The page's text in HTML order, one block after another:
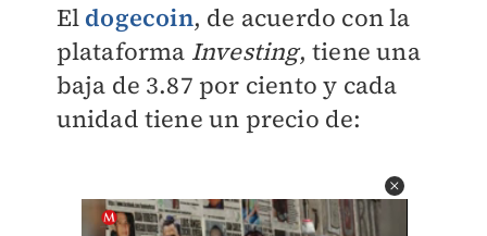
El dogecoin, de acuerdo con la
plataforma Investing, tiene una
baja de 3.87 por ciento y cada
unidad tiene un precio de: